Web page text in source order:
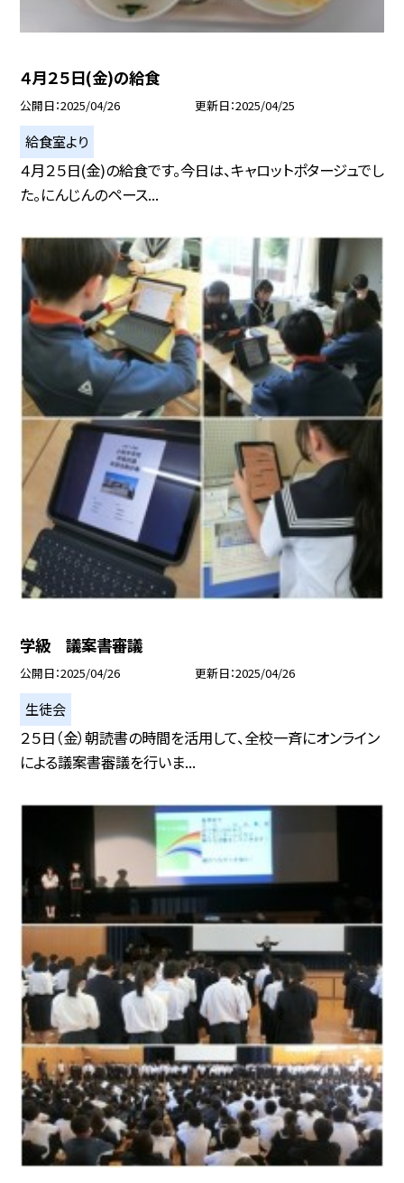
４月２５日(金)の給食
公開日 2025/04/26 更新日 2025/04/25
給食室より
４月２５日(金)の給食です。今日は、キャロットポタージュでし
た。にんじんのペース...
学級 議案書審議
公開日 2025/04/26 更新日 2025/04/26
生徒会
２５日（金）朝読書の時間を活用して、全校一斉にオンライン
による議案書審議を行いま...